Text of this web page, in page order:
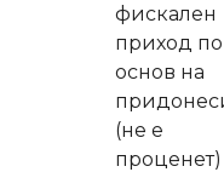
фискален
приход по
основ на
(не е
проценет)